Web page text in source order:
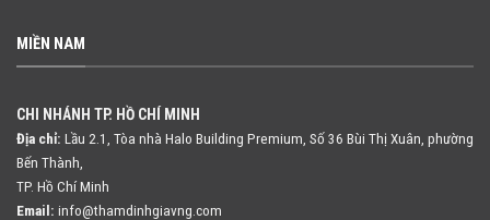
MIỀN NAM
CHI NHÁNH TP. HỒ CHÍ MINH
Địa chỉ: Lầu 2.1, Tòa nhà Halo Building Premium, Số 36 Bùi Thị Xuân, phường
Bến Thành,
TP. Hồ Chí Minh
Email: info@thamdinhgiavng.com